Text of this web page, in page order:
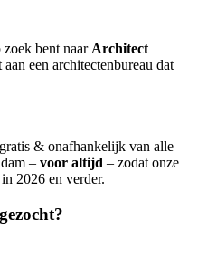
bent naar Architect
een architectenbureau dat
& onafhankelijk van alle
– voor altijd – zodat onze
2026 en verder.